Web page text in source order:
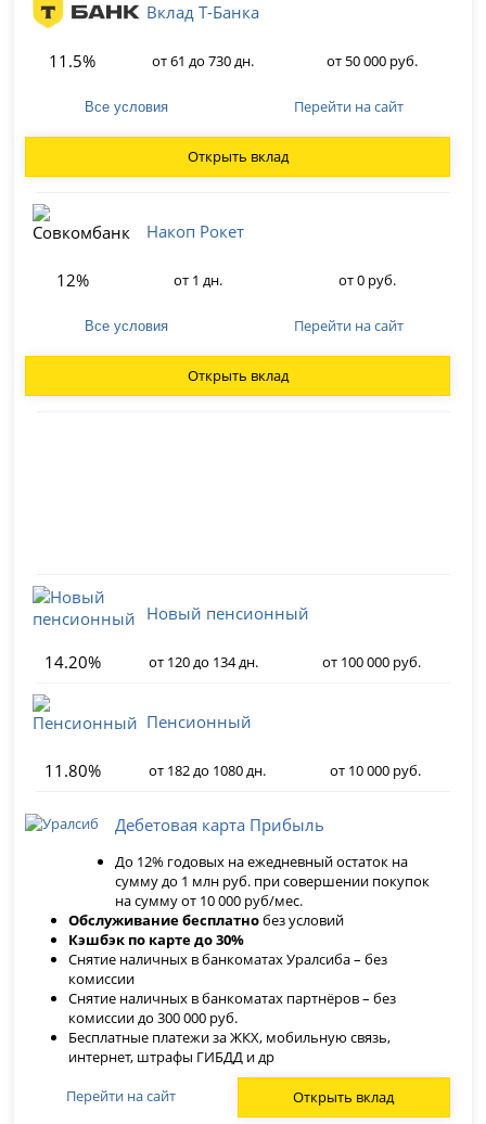
Вклад Т-Банка
11.5% от 61 до 730 дн. от 50 000 руб.
Все условия Перейти на сайт
Открыть вклад
Накоп Рокет
12% от 1 дн. от 0 руб.
Все условия Перейти на сайт
Открыть вклад
Новый пенсионный
14.20% от 120 до 134 дн. от 100 000 руб.
Пенсионный
11.80% от 182 до 1080 дн. от 10 000 руб.
Дебетовая карта Прибыль
До 12% годовых на ежедневный остаток на
сумму до 1 млн руб. при совершении покупок
на сумму от 10 000 руб/мес.
Обслуживание бесплатнобез условий
Кэшбэк по карте до 30%
Снятие наличных в банкоматах Уралсиба – без
комиссии
Снятие наличных в банкоматах партнёров – без
комиссии до 300 000 руб.
Бесплатные платежи за ЖКХ, мобильную связь,
интернет, штрафы ГИБДД и др
Перейти на сайт
Открыть вклад